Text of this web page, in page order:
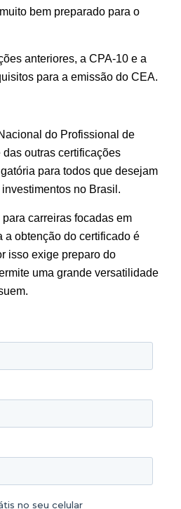
bem preparado para o
anteriores, a CPA-10 e a
para a emissão do CEA.
do Profissional de
das outras certificações
para todos que desejam
no Brasil.
carreiras focadas em
a obtenção do certificado é
isso exige preparo do
uma grande versatilidade